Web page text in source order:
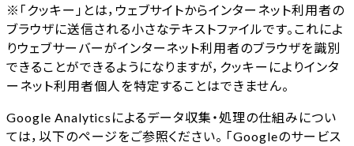
※「クッキー」とは，ウェブサイトからインターネット利用者の
ブラウザに送信される小さなテキストファイルです。これによ
りウェブサーバーがインターネット利用者のブラウザを識別
できることができるようになりますが，クッキーによりインタ
ーネット利用者個人を特定することはできません。
Google Analyticsによるデータ収集・処理の仕組みについ
ては，以下のページをご参照ください。 「Googleのサービス